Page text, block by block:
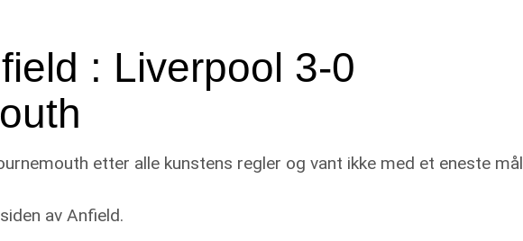
: Liverpool 3-0
etter alle kunstens regler og vant ikke med et eneste mål
av Anfield.